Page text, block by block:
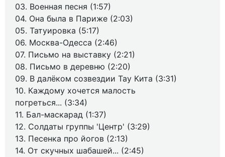
03. Военная песня (1:57)
04. Она была в Париже (2:03)
05. Татуировка (5:17)
06. Москва-Одесса (2:46)
07. Письмо на выставку (2:21)
08. Письмо в деревню (2:20)
09. В далёком созвездии Тау Кита (3:31)
10. Каждому хочется малость
погреться... (3:34)
11. Бал-маскарад (1:37)
12. Солдаты группы 'Центр' (3:29)
13. Песенка про йогов (2:13)
14. От скучных шабашей... (2:45)